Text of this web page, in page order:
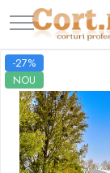
-27%
NOU